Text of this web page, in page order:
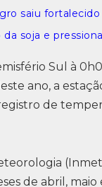
saiu
soja e
Sul à
ano, a
de
de abril,